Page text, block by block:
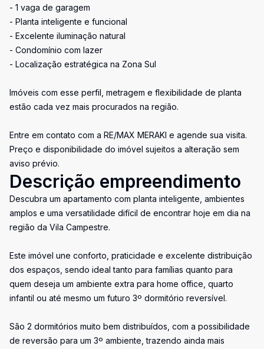
- 1 vaga de garagem
- Planta inteligente e funcional
- Excelente iluminação natural
- Condomínio com lazer
- Localização estratégica na Zona Sul
Imóveis com esse perfil, metragem e flexibilidade de planta
estão cada vez mais procurados na região.
Entre em contato com a RE/MAX MERAKI e agende sua visita.
Preço e disponibilidade do imóvel sujeitos a alteração sem
aviso prévio.
Descrição empreendimento
Descubra um apartamento com planta inteligente, ambientes
amplos e uma versatilidade difícil de encontrar hoje em dia na
região da Vila Campestre.
Este imóvel une conforto, praticidade e excelente distribuição
dos espaços, sendo ideal tanto para famílias quanto para
quem deseja um ambiente extra para home office, quarto
infantil ou até mesmo um futuro 3º dormitório reversível.
São 2 dormitórios muito bem distribuídos, com a possibilidade
de reversão para um 3º ambiente, trazendo ainda mais